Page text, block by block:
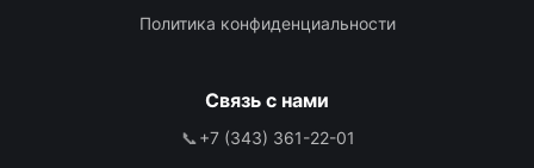
Политика конфиденциальности
Связь с нами
📞 +7 (343) 361-22-01